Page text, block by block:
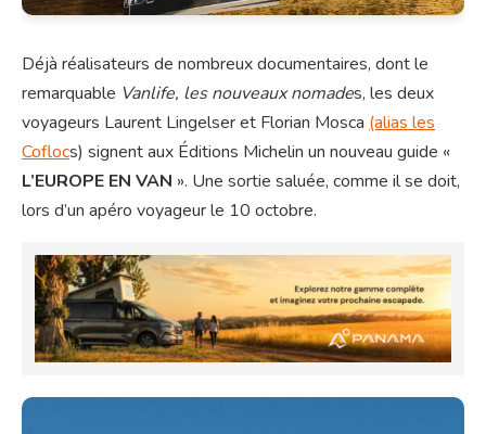
Déjà réalisateurs de nombreux documentaires, dont le
remarquable Vanlife, les nouveaux nomades, les deux
voyageurs Laurent Lingelser et Florian Mosca (alias les
Coflocs) signent aux Éditions Michelin un nouveau guide «
L’EUROPE EN VAN ». Une sortie saluée, comme il se doit,
lors d’un apéro voyageur le 10 octobre.